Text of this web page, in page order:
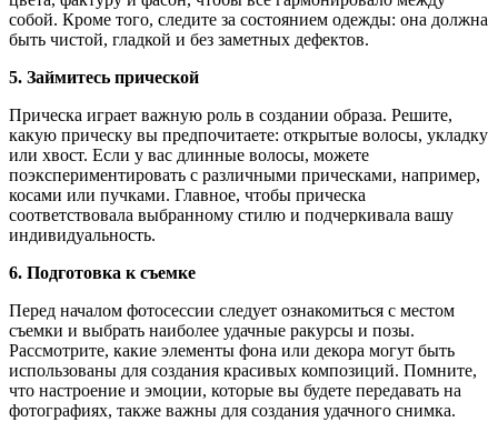
собой. Кроме того, следите за состоянием одежды: она должна
быть чистой, гладкой и без заметных дефектов.
5. Займитесь прической
Прическа играет важную роль в создании образа. Решите,
какую прическу вы предпочитаете: открытые волосы, укладку
или хвост. Если у вас длинные волосы, можете
поэкспериментировать с различными прическами, например,
косами или пучками. Главное, чтобы прическа
соответствовала выбранному стилю и подчеркивала вашу
индивидуальность.
6. Подготовка к съемке
Перед началом фотосессии следует ознакомиться с местом
съемки и выбрать наиболее удачные ракурсы и позы.
Рассмотрите, какие элементы фона или декора могут быть
использованы для создания красивых композиций. Помните,
что настроение и эмоции, которые вы будете передавать на
фотографиях, также важны для создания удачного снимка.